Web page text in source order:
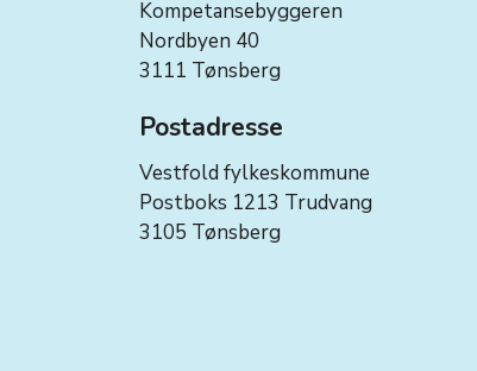
Kompetansebyggeren
Nordbyen 40
3111 Tønsberg
Postadresse
Vestfold fylkeskommune
Postboks 1213 Trudvang
3105 Tønsberg